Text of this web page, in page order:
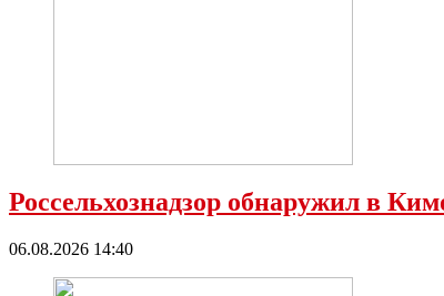
Россельхознадзор обнаружил в
06.08.2026 14:40